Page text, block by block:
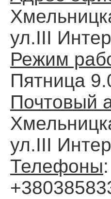
ул.ІІІ
Режим
Пятница
Почтовый
ул.ІІІ
Телефоны